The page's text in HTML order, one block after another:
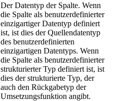
Der Datentyp der Spalte. Wenn
die Spalte als benutzerdefinierter
einzigartiger Datentyp definiert
ist, ist dies der Quellendatentyp
des benutzerdefinierten
einzigartigen Datentyps. Wenn
die Spalte als benutzerdefinierter
strukturierter Typ definiert ist, ist
dies der strukturierte Typ, der
auch den Rückgabetyp der
Umsetzungsfunktion angibt.